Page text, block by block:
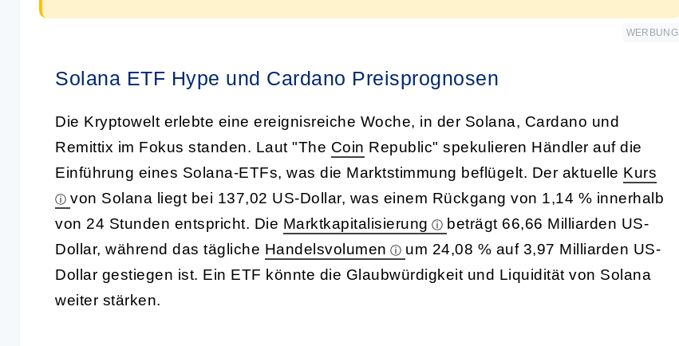
WERBUNG
Solana ETF Hype und Cardano Preisprognosen
Die Kryptowelt erlebte eine ereignisreiche Woche, in der Solana, Cardano und
Remittix im Fokus standen. Laut "The Coin Republic" spekulieren Händler auf die
Einführung eines Solana-ETFs, was die Marktstimmung beflügelt. Der aktuelle Kurs
von Solana liegt bei 137,02 US-Dollar, was einem Rückgang von 1,14 % innerhalb
von 24 Stunden entspricht. Die Marktkapitalisierung
beträgt 66,66 Milliarden US-
Dollar, während das tägliche Handelsvolumen
um 24,08 % auf 3,97 Milliarden US-
Dollar gestiegen ist. Ein ETF könnte die Glaubwürdigkeit und Liquidität von Solana
weiter stärken.